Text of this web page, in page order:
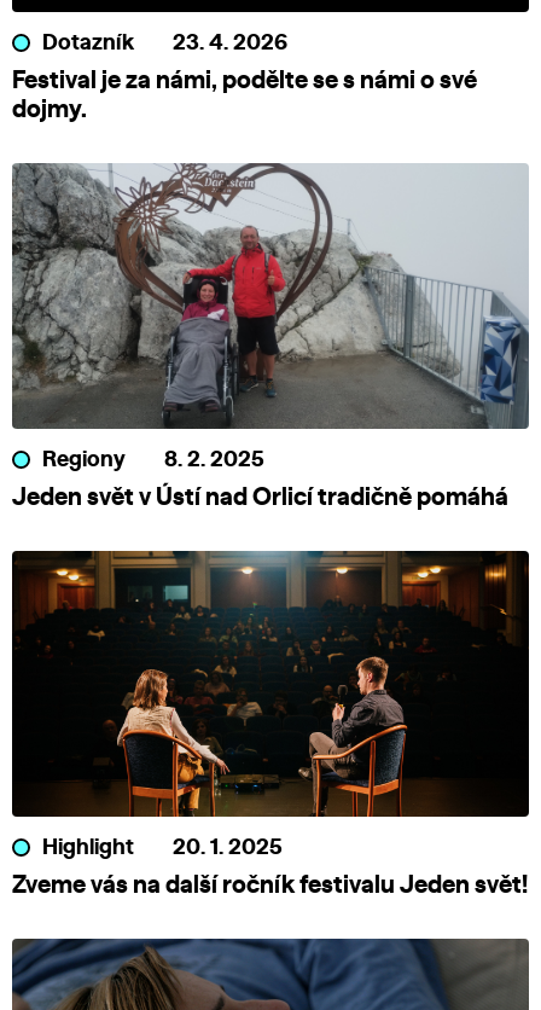
Dotazník 23. 4. 2026
Festival je za námi, podělte se s námi o své
dojmy.
Regiony 8. 2. 2025
Jeden svět v Ústí nad Orlicí tradičně pomáhá
Highlight 20. 1. 2025
Zveme vás na další ročník festivalu Jeden svět!